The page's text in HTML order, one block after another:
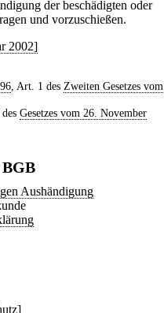
der beschädigten oder
und vorzuschießen.
2002]
, Art. 1 des Zweiten Gesetzes vom
Gesetzes vom 26. November
Aushändigung
]